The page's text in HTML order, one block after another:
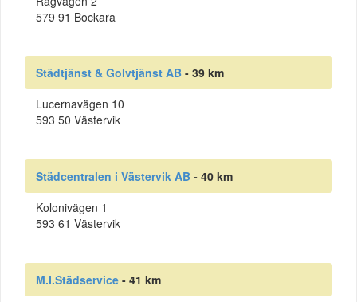
579 91 Bockara
Städtjänst & Golvtjänst AB - 39 km
Lucernavägen 10
593 50 Västervik
Städcentralen i Västervik AB - 40 km
Kolonivägen 1
593 61 Västervik
M.I.Städservice - 41 km